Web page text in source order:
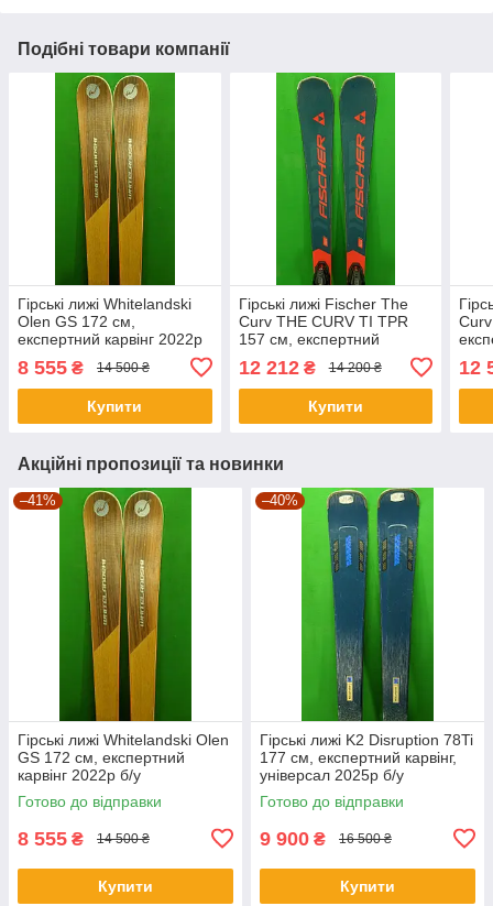
Подібні товари компанії
Гірські лижі Whitelandski
Olen GS 172 см,
експертний карвінг 2022р
8 555 ₴ 14 500 ₴
Купити
Гірські лижі Fischer The
Curv THE CURV TI TPR
157 см, експертний
карвінг, універсал 2024р б/
у
12 212₴ 14 200 ₴
Купити
12
Акційні пропозиції та новинки
–41%
Гірські лижі Whitelandski Olen
GS 172 см, експертний
карвінг 2022р б/у
Готово до відправки
8 555 ₴ 14 500 ₴
Купити
–40%
Гірські лижі K2 Disruption 78Ti
177 см, експертний карвінг,
універсал 2025р б/у
Готово до відправки
9 900 ₴ 16 500 ₴
Купити